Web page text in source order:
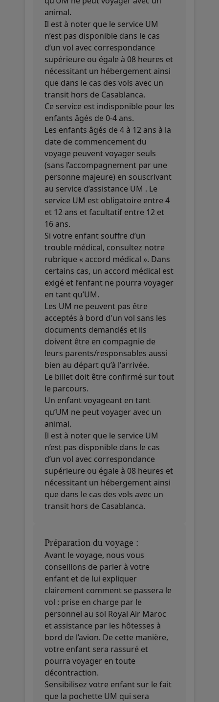
animal.
Il est à noter que le service UM
n’est pas disponible dans le cas
d’un vol avec correspondance
supérieure ou égale à 08 heures et
nécessitant un hébergement ainsi
que dans le cas des vols avec un
transit hors de Casablanca.
Ce service est indisponible pour les
enfants âgés de 0-4 ans.
Les enfants âgés de 4 à 12 ans à la
date de commencement du
voyage peuvent voyager seuls
(sans l’accompagnement par une
personne majeure) en souscrivant
au service d’assistance UM . Le
service UM est obligatoire entre 4
et 12 ans et facultatif entre 12 et
16 ans.
Si votre enfant souffre d’un
trouble médical, consultez notre
rubrique « accord médical ». Dans
certains cas, un accord médical est
exigé et l’enfant ne pourra voyager
en tant qu’UM.
Les UM ne peuvent pas être
acceptés à bord d'un vol sans les
documents demandés et ils
doivent être en compagnie de
leurs parents/responsables aussi
bien au départ qu’à l'arrivée.
Le billet doit être confirmé sur tout
le parcours.
Un enfant voyageant en tant
qu’UM ne peut voyager avec un
animal.
Il est à noter que le service UM
n’est pas disponible dans le cas
d’un vol avec correspondance
supérieure ou égale à 08 heures et
nécessitant un hébergement ainsi
que dans le cas des vols avec un
transit hors de Casablanca.
Préparation du voyage :
Avant le voyage, nous vous
conseillons de parler à votre
enfant et de lui expliquer
clairement comment se passera le
vol : prise en charge par le
personnel au sol Royal Air Maroc
et assistance par les hôtesses à
bord de l’avion. De cette manière,
votre enfant sera rassuré et
pourra voyager en toute
décontraction.
Sensibilisez votre enfant sur le fait
que la pochette UM qui sera